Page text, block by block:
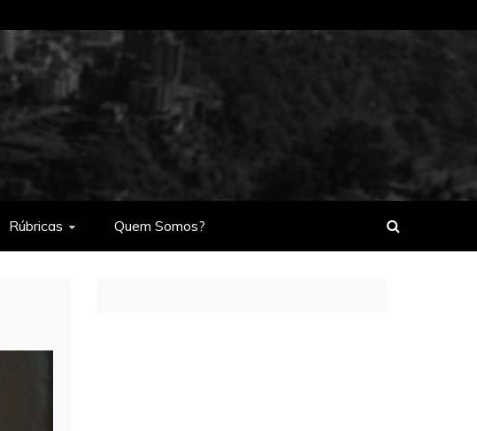
Rúbricas Quem Somos?